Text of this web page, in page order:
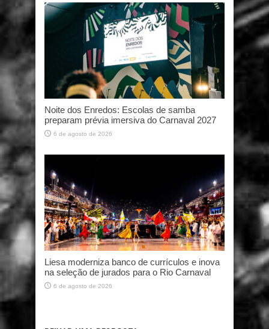
Noite dos Enredos: Escolas de samba
preparam prévia imersiva do Carnaval 2027
6 de agosto de 2026
Liesa moderniza banco de currículos e inova
na seleção de jurados para o Rio Carnaval
6 de agosto de 2026